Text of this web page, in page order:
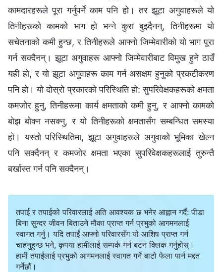
कामदारहरूले पूरा गर्नुपर्ने काम पनि हो। तर झूटा अगुवाहरूले यो
तिनीहरूको कामको भाग हो भन्‍ने कुरा बुझ्दैनन्, तिनीहरूमा यो
सचेतनाको कमी हुन्छ, र तिनीहरूले आफ्नो जिम्मेवारीको यो भाग पूरा
गर्न सक्दैनन्। झूटा अगुवाहरू आफ्नो जिम्मेवारीबाट विमुख हुने ठाउँ
यही हो, र यो झूटा अगुवाहरू काम गर्न असक्षम हुनुको प्रकटीकरण
पनि हो। यो दोस्रो प्रकारको परिस्थिति हो: सुपरिवेक्षकहरूको क्षमता
कमजोर हुनु, तिनीहरूमा कार्य क्षमताको कमी हुनु, र आफ्नो कामको
बोझ बोक्न नसक्‍नु, र यो तिनीहरूको क्षमतासँग सम्बन्धित समस्या
हो। यस्तो परिस्थितिमा, झूटा अगुवाहरूले अगुवाको भूमिका खेल्न
पनि सक्दैनन् र कमजोर क्षमता भएका सुपरिवेक्षकहरूलाई तुरुन्तै
बर्खास्त गर्न पनि सक्दैनन्।
तपाई र तपाईको परिवारलाई अति आवश्यक छ भनेर आह्वान गर्दै: पीडा
बिना सुन्दर जीवन बिताउने मौका प्राप्त गर्न प्रभुको आगमनलाई
स्वागत गर्नु। यदि तपाईं आफ्नो परिवारसँग यो आशिष प्राप्त गर्न
चाहनुहुन्छ भने, कृपया हामीलाई सम्पर्क गर्न बटन क्लिक गर्नुहोस्।
हामी तपाईंलाई प्रभुको आगमनलाई स्वागत गर्ने बाटो फेला पार्न मद्दत
गर्नेछौं।